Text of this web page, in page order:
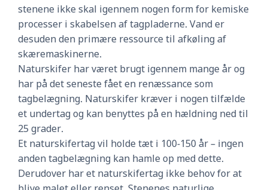
stenene ikke skal igennem nogen form for kemiske
processer i skabelsen af tagpladerne. Vand er
desuden den primære ressource til afkøling af
skæremaskinerne.
Naturskifer har været brugt igennem mange år og
har på det seneste fået en renæssance som
tagbelægning. Naturskifer kræver i nogen tilfælde
et undertag og kan benyttes på en hældning ned til
25 grader.
Et naturskifertag vil holde tæt i 100-150 år – ingen
anden tagbelægning kan hamle op med dette.
Derudover har et naturskifertag ikke behov for at